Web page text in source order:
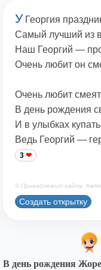
У Георгия
Самый лучший из
Наш Георгий —
Очень любит он
Очень любит
В день рождения
И в улыбках
Ведь Георгий —
3
© Принадлежит сайту.
Создать открытку
В день рождения